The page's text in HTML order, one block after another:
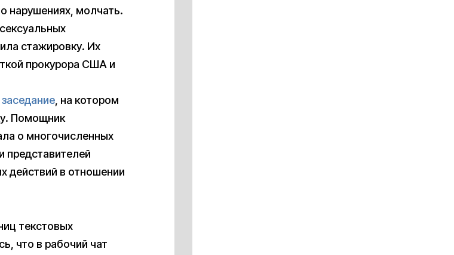
нарушениях, молчать.
стажировку. Их
прокурора США и
, на котором
Помощник
о многочисленных
представителей
действий в отношении
текстовых
что в рабочий чат